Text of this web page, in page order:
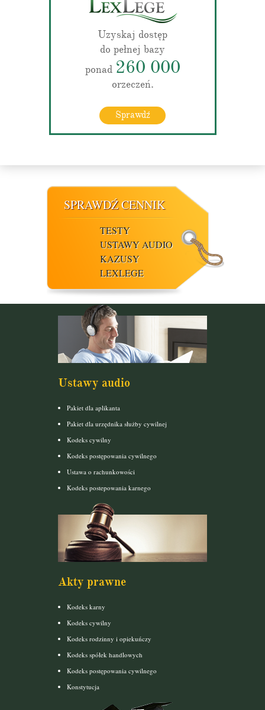
Uzyskaj dostęp
do pełnej bazy
ponad 260 000
orzeczeń.
Sprawdź
SPRAWDŹ CENNIK
TESTY
USTAWY AUDIO
KAZUSY
LEXLEGE
Ustawy audio
Pakiet dla aplikanta
Pakiet dla urzędnika służby cywilnej
Kodeks cywilny
Kodeks postępowania cywilnego
Ustawa o rachunkowości
Kodeks postepowania karnego
Akty prawne
Kodeks karny
Kodeks cywilny
Kodeks rodzinny i opiekuńczy
Kodeks spółek handlowych
Kodeks postępowania cywilnego
Konstytucja